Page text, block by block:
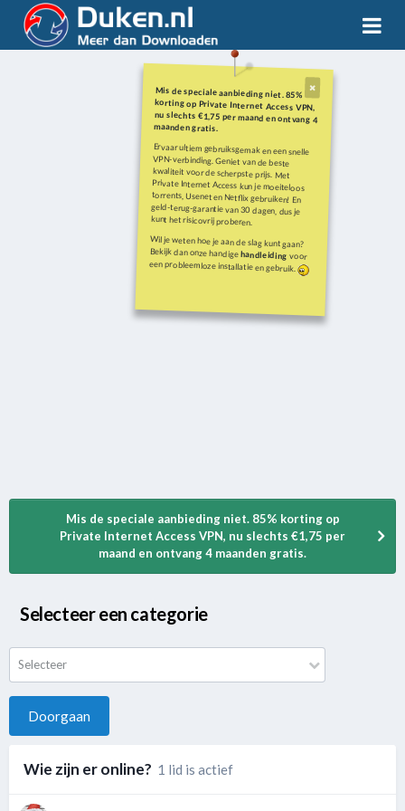
Mis de speciale aanbieding niet. 85%
korting op Private Internet Access VPN,
nu slechts €1,75 per maand en ontvang 4
maanden gratis.
Ervaar ultiem gebruiksgemak en een snelle
VPN-verbinding. Geniet van de beste
kwaliteit voor de scherpste prijs. Met
Private Internet Access kun je moeiteloos
torrents, Usenet en Netflix gebruiken! En
geld-terug-garantie van 30 dagen, dus je
kunt het risicovrij proberen.
Wil je weten hoe je aan de slag kunt gaan?
Bekijk dan onze handigehandleiding voor
een probleemloze installatie en gebruik.
Mis de speciale aanbieding niet. 85% korting op
Private Internet Access VPN, nu slechts €1,75 per
maand en ontvang 4 maanden gratis.
Selecteer een categorie
Selecteer
Doorgaan
Wie zijn er online? 1 lid is actief